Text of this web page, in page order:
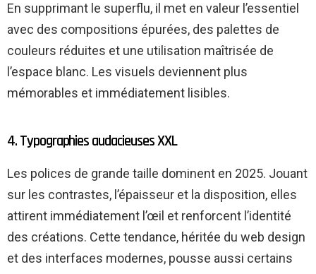
En supprimant le superflu, il met en valeur l’essentiel
avec des compositions épurées, des palettes de
couleurs réduites et une utilisation maîtrisée de
l’espace blanc. Les visuels deviennent plus
mémorables et immédiatement lisibles.
4. Typographies audacieuses XXL
Les polices de grande taille dominent en 2025. Jouant
sur les contrastes, l’épaisseur et la disposition, elles
attirent immédiatement l’œil et renforcent l’identité
des créations. Cette tendance, héritée du web design
et des interfaces modernes, pousse aussi certains